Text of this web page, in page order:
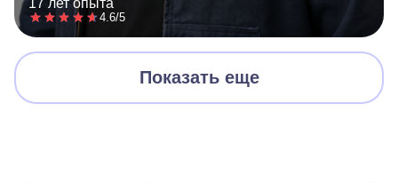
17 лет опыта
4.6/5
Показать еще